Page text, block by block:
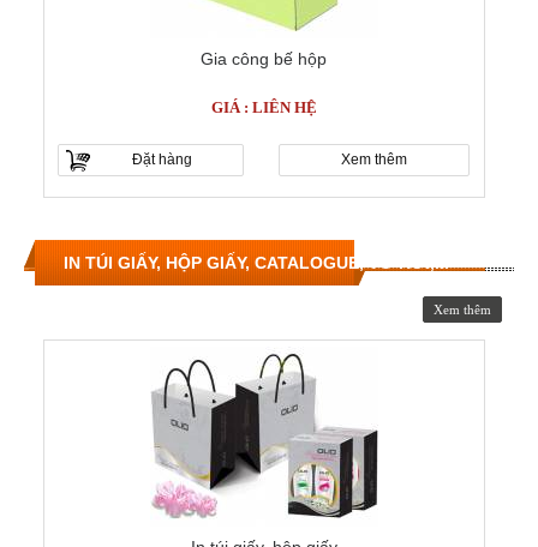
Gia công bế hộp
GIÁ : LIÊN HỆ
Đặt hàng Xem thêm
IN TÚI GIẤY, HỘP GIẤY, CATALOGUE, TỜ RƠI,...
Xem thêm